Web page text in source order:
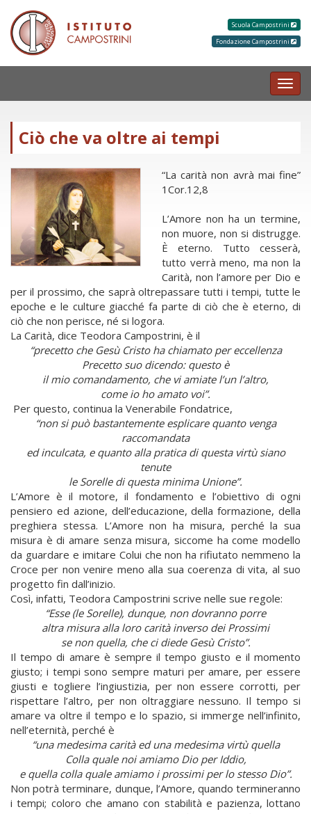
Scuola Campostrini
Fondazione Campostrini
Ciò che va oltre ai tempi
“La carità non avrà mai fine”
1Cor.12,8
L’Amore non ha un termine,
non muore, non si distrugge.
È eterno. Tutto cesserà,
tutto verrà meno, ma non la
Carità, non l’amore per Dio e
per il prossimo, che saprà oltrepassare tutti i tempi, tutte le
epoche e le culture giacché fa parte di ciò che è eterno, di
ciò che non perisce, né si logora.
La Carità, dice Teodora Campostrini, è il
“precetto che Gesù Cristo ha chiamato per eccellenza
Precetto suo dicendo: questo è
il mio comandamento, che vi amiate l’un l’altro,
come io ho amato voi”.
Per questo, continua la Venerabile Fondatrice,
“non si può bastantemente esplicare quanto venga
raccomandata
ed inculcata, e quanto alla pratica di questa virtù siano
tenute
le Sorelle di questa minima Unione”.
L’Amore è il motore, il fondamento e l’obiettivo di ogni
pensiero ed azione, dell’educazione, della formazione, della
preghiera stessa. L’Amore non ha misura, perché la sua
misura è di amare senza misura, siccome ha come modello
da guardare e imitare Colui che non ha rifiutato nemmeno la
Croce per non venire meno alla sua coerenza di vita, al suo
progetto fin dall’inizio.
Così, infatti, Teodora Campostrini scrive nelle sue regole:
“Esse (le Sorelle), dunque, non dovranno porre
altra misura alla loro carità inverso dei Prossimi
se non quella, che ci diede Gesù Cristo”.
Il tempo di amare è sempre il tempo giusto e il momento
giusto; i tempi sono sempre maturi per amare, per essere
giusti e togliere l’ingiustizia, per non essere corrotti, per
rispettare l’altro, per non oltraggiare nessuno. Il tempo si
amare va oltre il tempo e lo spazio, si immerge nell’infinito,
nell’eternità, perché è
“una medesima carità ed una medesima virtù quella
Colla quale noi amiamo Dio per Iddio,
e quella colla quale amiamo i prossimi per lo stesso Dio”.
Non potrà terminare, dunque, l’Amore, quando termineranno
i tempi; coloro che amano con stabilità e pazienza, lottano